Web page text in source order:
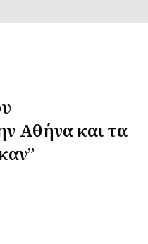
Αθήνα και τα